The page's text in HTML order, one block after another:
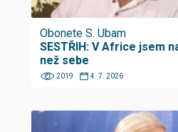
Obonete S. Ubam
SESTŘIH: V Africe jsem
než sebe
2019 4. 7. 2026